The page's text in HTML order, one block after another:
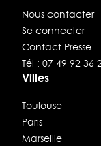
Nous contacter
Se connecter
Contact Presse
Tél : 07 49 92 36
Villes
Toulouse
Paris
Marseille